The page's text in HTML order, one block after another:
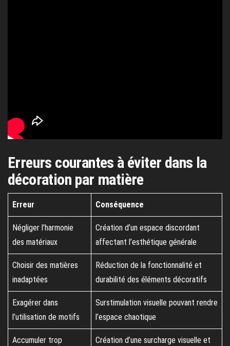
Erreurs courantes à éviter dans la
décoration par matière
Erreur Conséquence
Négliger l’harmonie
des matériaux
Création d’un espace discordant
affectant l’esthétique générale
Choisir des matières
inadaptées
Réduction de la fonctionnalité et
durabilité des éléments décoratifs
Exagérer dans
l’utilisation de motifs
Surstimulation visuelle pouvant rendre
l’espace chaotique
Accumuler trop
Création d’une surcharge visuelle et